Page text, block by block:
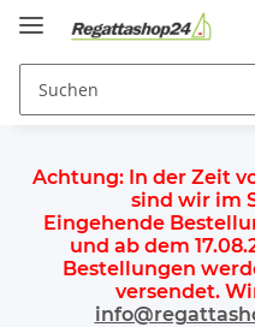
Achtung: In der Zeit
sind wir im
Eingehende
und ab dem
Bestellungen
versendet.